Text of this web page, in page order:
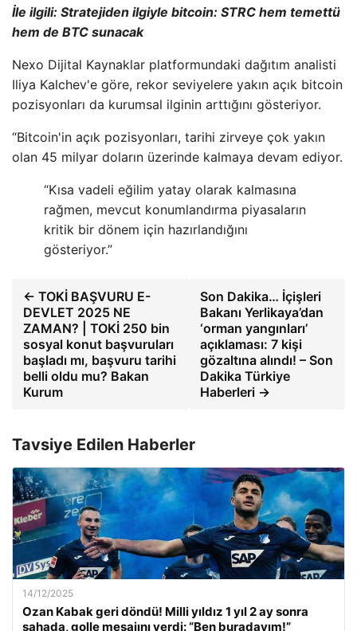
İle ilgili: Stratejiden ilgiyle bitcoin: STRC hem temettü
hem de BTC sunacak
Nexo Dijital Kaynaklar platformundaki dağıtım analisti
Iliya Kalchev'e göre, rekor seviyelere yakın açık bitcoin
pozisyonları da kurumsal ilginin arttığını gösteriyor.
“Bitcoin'in açık pozisyonları, tarihi zirveye çok yakın
olan 45 milyar doların üzerinde kalmaya devam ediyor.
“Kısa vadeli eğilim yatay olarak kalmasına
rağmen, mevcut konumlandırma piyasaların
kritik bir dönem için hazırlandığını
gösteriyor.”
← TOKİ BAŞVURU E-
DEVLET 2025 NE
ZAMAN? | TOKİ 250 bin
sosyal konut başvuruları
başladı mı, başvuru tarihi
belli oldu mu? Bakan
Kurum
Son Dakika… İçişleri
Bakanı Yerlikaya’dan
‘orman yangınları’
açıklaması: 7 kişi
gözaltına alındı! – Son
Dakika Türkiye
Haberleri →
Tavsiye Edilen Haberler
14/12/2025
Ozan Kabak geri döndü! Milli yıldız 1 yıl 2 ay sonra
sahada, golle mesajını verdi: “Ben buradayım!”